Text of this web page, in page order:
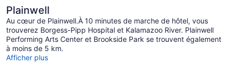
Plainwell
Au cœur de Plainwell.À 10 minutes de marche de hôtel, vous
trouverez Borgess-Pipp Hospital et Kalamazoo River. Plainwell
Performing Arts Center et Brookside Park se trouvent également
à moins de 5 km.
Afficher plus